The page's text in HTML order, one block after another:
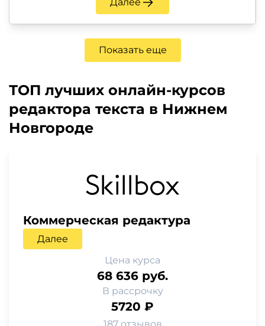
Далее
Показать еще
ТОП лучших онлайн-курсов
редактора текста в Нижнем
Новгороде
Коммерческая редактура
Далее
Цена курса
68 636 руб.
В рассрочку
5720 ₽